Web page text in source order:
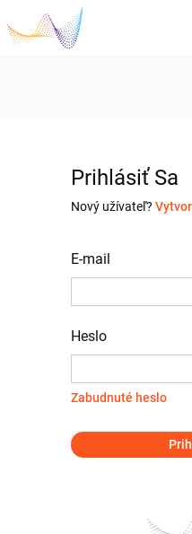
Prihlásiť Sa
Nový užívateľ?
E-mail
Heslo
Zabudnuté heslo